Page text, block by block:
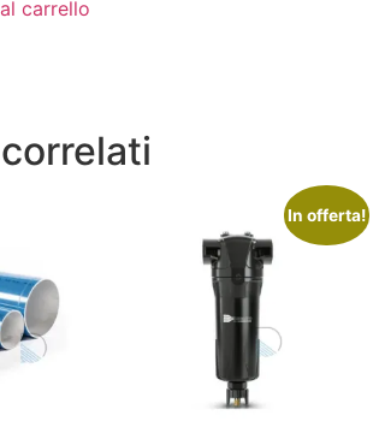
carrello
In offerta!